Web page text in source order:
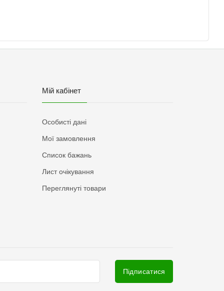
Мій кабінет
Особисті дані
Мої замовлення
Список бажань
Лист очікування
Переглянуті товари
Підписатися